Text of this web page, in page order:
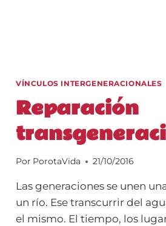
VÍNCULOS INTERGENERACIONALES
Reparación
Por PorotaVida 21/10/2016
Las generaciones se unen
un río. Ese transcurrir del
el mismo. El tiempo, los